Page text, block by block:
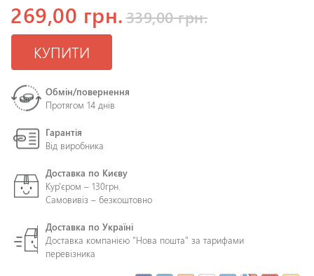
269,00 грн.339,00 грн.
КУПИТИ
Обмін/повернення
Протягом 14 днів
Гарантія
Від виробника
Доставка по Києву
Кур'єром – 130грн.
Самовивіз – безкоштовно
Доставка по Україні
Доставка компанією "Нова пошта" за тарифами
перевізника